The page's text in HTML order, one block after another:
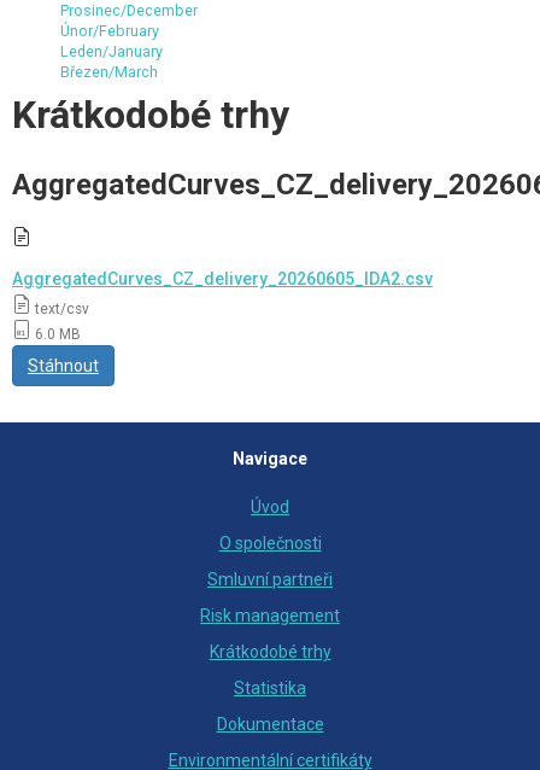
Prosinec/December
Únor/February
Leden/January
Březen/March
Krátkodobé trhy
AggregatedCurves_CZ_delivery_20260605_IDA2.csv
text/csv
6.0 MB
Stáhnout
Navigace
Úvod
O společnosti
Smluvní partneři
Risk management
Krátkodobé trhy
Statistika
Dokumentace
Environmentální certifikáty